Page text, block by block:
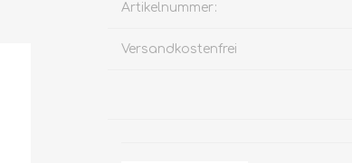
Artikelnummer:
Versandkostenfrei